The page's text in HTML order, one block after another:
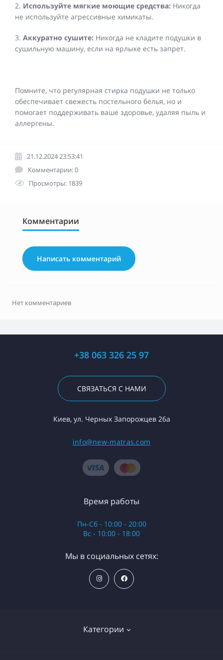
2. Используйте мягкие моющие средства: Никогда
не используйте агрессивные химикаты.
3. Аккуратно сушите: Никогда не кладите подушки в
сушильную машину, если на ярлыке есть запрет.
Помните, что регулярная стирка подушки не только
обеспечивает свежесть постельного белья, но и
помогает поддерживать ваше здоровье, удаляя пыль и
аллергены.
21.12.2024 23:53:41
Комментарии: 0
Просмотры: 1839
Комментарии
Написать комментарий
Нет комментариев
+38 063 326 25 97
СВЯЗАТЬСЯ С НАМИ
Киев, ул. Черных Запорожцев 26а
info@new-matras.com
Категории
Время работы
Пн-Сб - 10:00 - 20:00
Вс - 10:00 - 18:00
Мы в социальных сетях: